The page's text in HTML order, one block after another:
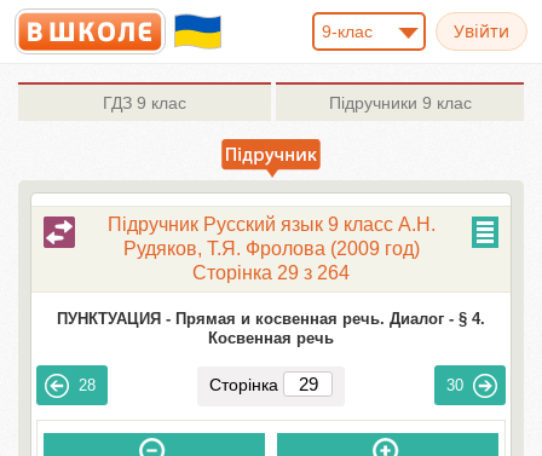
9-клас
ГДЗ 9 клас Підручники 9 клас
Підручник Русский язык 9 класс А.Н.
Рудяков, Т.Я. Фролова (2009 год)
Сторінка 29 з 264
ПУНКТУАЦИЯ - Прямая и косвенная речь. Диалог - § 4.
Косвенная речь
28 Сторінка 30